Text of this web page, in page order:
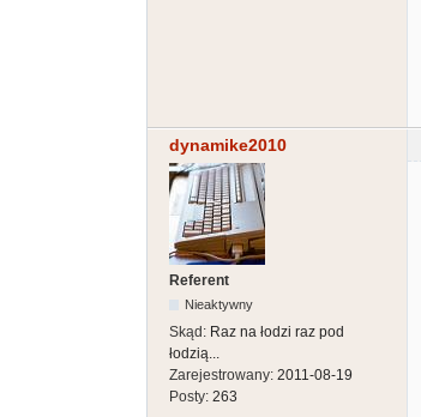
dynamike2010
Referent
Nieaktywny
Skąd: Raz na łodzi raz pod
łodzią...
Zarejestrowany: 2011-08-19
Posty: 263